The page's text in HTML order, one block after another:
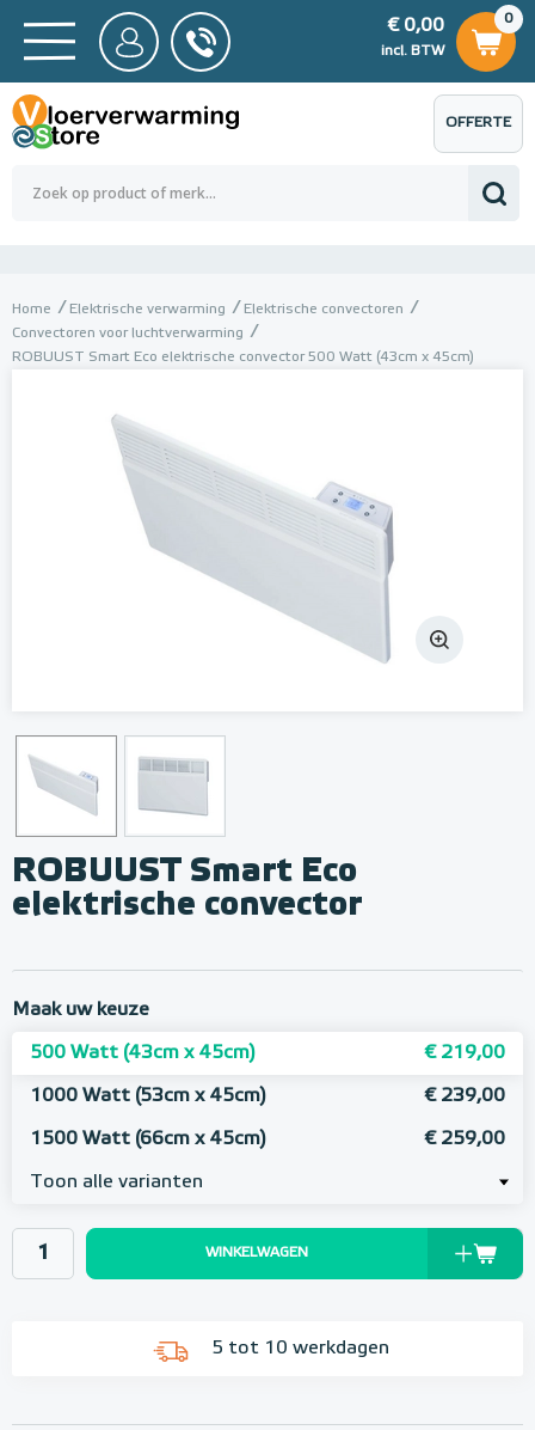
BTW
0,00
0
€ 0,00
incl. BTW
€ 0,00
OFFERTE
AANVRAGEN
Home Elektrische verwarming
Elektrische convectoren
Convectoren voor luchtverwarming
ROBUUST Smart Eco elektrische convector 500 Watt (43cm x 45cm)
ROBUUST Smart Eco
elektrische convector
Maak uw keuze
500 Watt (43cm x 45cm) € 219,00
1000 Watt (53cm x 45cm) € 239,00
1500 Watt (66cm x 45cm) € 259,00
Toon alle varianten
WINKELWAGEN
5 tot 10 werkdagen